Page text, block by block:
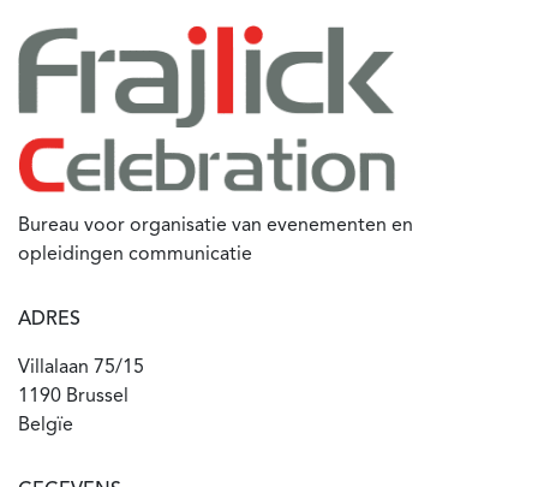
Bureau voor organisatie van evenementen en
opleidingen communicatie
ADRES
Villalaan 75/15
1190 Brussel
Belgïe